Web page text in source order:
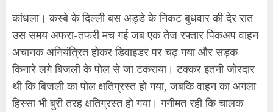
कांधला। कस्बे के दिल्ली बस अड्डे के निकट बुधवार की देर रात
उस समय अफरा-तफरी मच गई जब एक तेज रफ्तार पिकअप वाहन
अचानक अनियंत्रित होकर डिवाइडर पर चढ़ गया और सड़क
किनारे लगे बिजली के पोल से जा टकराया। टक्कर इतनी जोरदार
थी कि बिजली का पोल क्षतिग्रस्त हो गया, जबकि वाहन का अगला
हिस्सा भी बुरी तरह क्षतिग्रस्त हो गया। गनीमत रही कि चालक